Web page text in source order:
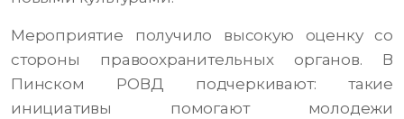
Мероприятие получило высокую оценку со
стороны правоохранительных органов. В
Пинском РОВД подчеркивают: такие
инициативы помогают молодежи